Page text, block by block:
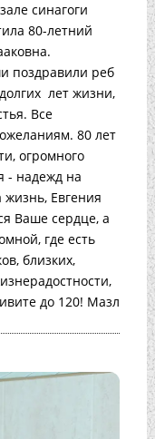
синагоги
80-летний
поздравили реб
лет жизни,
Все
80 лет
огромного
- надежд на
жизнь, Евгения
Ваше сердце, а
где есть
близких,
до 120! Мазл